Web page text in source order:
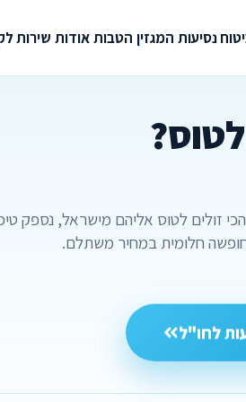
נסיעות המגזין הטבותאודות שירות
זולים לטוס אליהם מישראל, נספק
חלומית במחיר משתלם.
לחו"ל